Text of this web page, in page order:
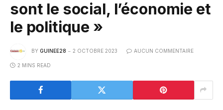
sont le social, l’économie et
le politique »
BY GUINEE28 2 OCTOBRE 2023 AUCUN COMMENTAIRE
2 MINS READ